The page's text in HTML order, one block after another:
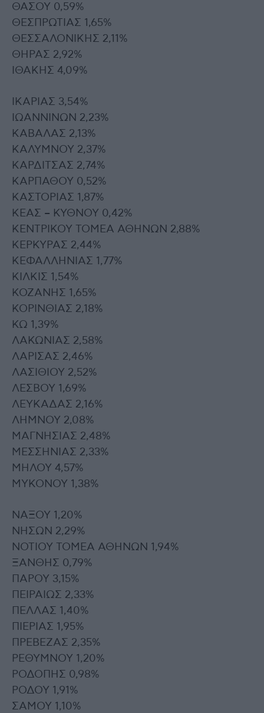
ΘΑΣΟΥ 0,59%
ΘΕΣΠΡΩΤΙΑΣ 1,65%
ΘΕΣΣΑΛΟΝΙΚΗΣ 2,11%
ΘΗΡΑΣ 2,92%
ΙΘΑΚΗΣ 4,09%
ΙΚΑΡΙΑΣ 3,54%
ΙΩΑΝΝΙΝΩΝ 2,23%
ΚΑΒΑΛΑΣ 2,13%
ΚΑΛΥΜΝΟΥ 2,37%
ΚΑΡΔΙΤΣΑΣ 2,74%
ΚΑΡΠΑΘΟΥ 0,52%
ΚΑΣΤΟΡΙΑΣ 1,87%
ΚΕΑΣ – ΚΥΘΝΟΥ 0,42%
ΚΕΝΤΡΙΚΟΥ ΤΟΜΕΑ ΑΘΗΝΩΝ 2,88%
ΚΕΡΚΥΡΑΣ 2,44%
ΚΕΦΑΛΛΗΝΙΑΣ 1,77%
ΚΙΛΚΙΣ 1,54%
ΚΟΖΑΝΗΣ 1,65%
ΚΟΡΙΝΘΙΑΣ 2,18%
ΚΩ 1,39%
ΛΑΚΩΝΙΑΣ 2,58%
ΛΑΡΙΣΑΣ 2,46%
ΛΑΣΙΘΙΟΥ 2,52%
ΛΕΣΒΟΥ 1,69%
ΛΕΥΚΑΔΑΣ 2,16%
ΛΗΜΝΟΥ 2,08%
ΜΑΓΝΗΣΙΑΣ 2,48%
ΜΕΣΣΗΝΙΑΣ 2,33%
ΜΗΛΟΥ 4,57%
ΜΥΚΟΝΟΥ 1,38%
ΝΑΞΟΥ 1,20%
ΝΗΣΩΝ 2,29%
ΝΟΤΙΟΥ ΤΟΜΕΑ ΑΘΗΝΩΝ 1,94%
ΞΑΝΘΗΣ 0,79%
ΠΑΡΟΥ 3,15%
ΠΕΙΡΑΙΩΣ 2,33%
ΠΕΛΛΑΣ 1,40%
ΠΙΕΡΙΑΣ 1,95%
ΠΡΕΒΕΖΑΣ 2,35%
ΡΕΘΥΜΝΟΥ 1,20%
ΡΟΔΟΠΗΣ 0,98%
ΡΟΔΟΥ 1,91%
ΣΑΜΟΥ 1,10%